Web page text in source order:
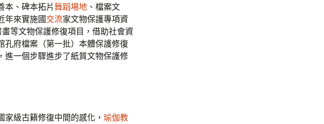
本、碑本拓片舞蹈場地 、檔案文
年來實施國交流家文物保護專項資
等文物保護修復項目，借助社會資
孔府檔案（第一批）本體保護修復
進一個步驟進步了紙質文物保護修
級古籍修復中間的感化， 瑜伽教